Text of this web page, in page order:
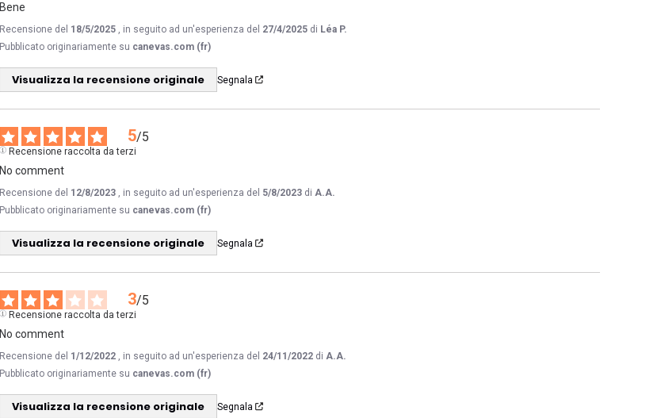
Bene
Recensione del 18/5/2025 , in seguito ad un'esperienza del 27/4/2025 di Léa P.
Pubblicato originariamente su canevas.com (fr)
Visualizza la recensione originale Segnala
5/5
Recensione raccolta da terzi
No comment
Recensione del 12/8/2023 , in seguito ad un'esperienza del 5/8/2023 di A.A.
Pubblicato originariamente su canevas.com (fr)
Visualizza la recensione originale Segnala
3/5
Recensione raccolta da terzi
No comment
Recensione del 1/12/2022 , in seguito ad un'esperienza del 24/11/2022 di A.A.
Pubblicato originariamente su canevas.com (fr)
Visualizza la recensione originale Segnala